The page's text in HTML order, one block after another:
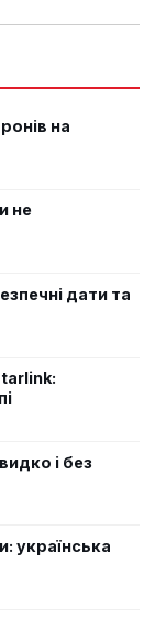
на
не
дати та
і без
українська